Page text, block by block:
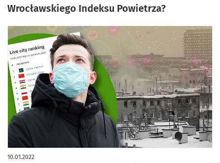
Wrocławskiego Indeksu Powietrza?
10.01.2022